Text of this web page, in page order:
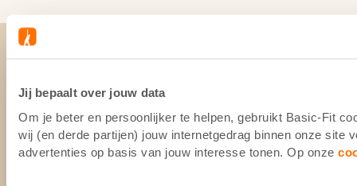
Jij bepaalt over jouw data
Om je beter en persoonlijker te helpen, gebruikt Basic-Fit
wij (en derde partijen) jouw internetgedrag binnen onze site
advertenties op basis van jouw interesse tonen. Op onze